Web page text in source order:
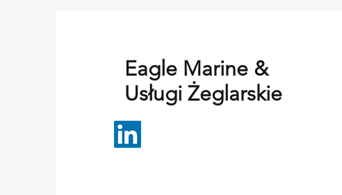
Eagle Marine &
Usługi Żeglarskie